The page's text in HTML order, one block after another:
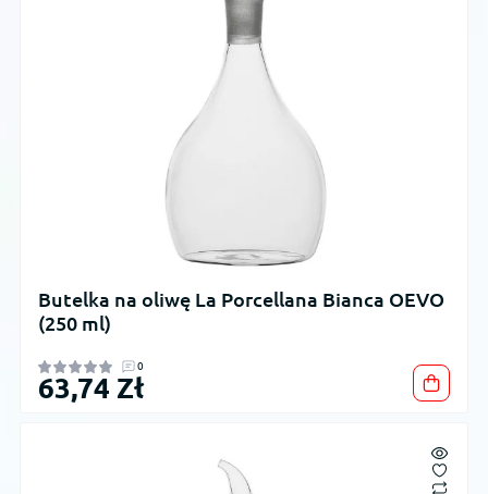
Butelka na oliwę La Porcellana Bianca OEVO
(250 ml)
0
63,74 Zł